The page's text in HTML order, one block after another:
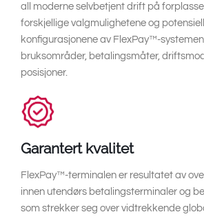
South
all moderne selvbetjent drift på
forskjellige valgmulighetene og
konfigurasjonene av FlexPay™-
bruksområder, betalingsmåter,
posisjoner.
Garantert kvalitet
FlexPay™-terminalen er resultatet av
innen utendørs betalingsterminaler og
som strekker seg over vidtrekkende